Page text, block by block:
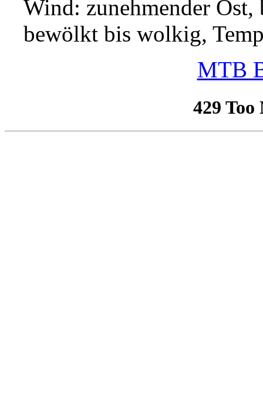
Wind: zunehmender
bewölkt bis wolkig,
MTB